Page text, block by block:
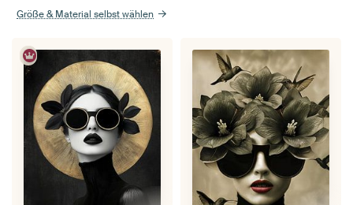
Größe & Material selbst wählen